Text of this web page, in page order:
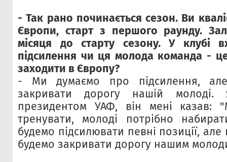
- Так рано починається сезон. Ви
Європи, старт з першого раунду.
місяця до старту сезону. У клубі
підсилення чи ця молода команда -
заходити в Європу?
- Ми думаємо про підсилення,
закривати дорогу нашій
президентом УАФ, він мені казав:
тренувати, молоді потрібно
будемо підсилювати певні позиції, але
будемо закривати дорогу нашим